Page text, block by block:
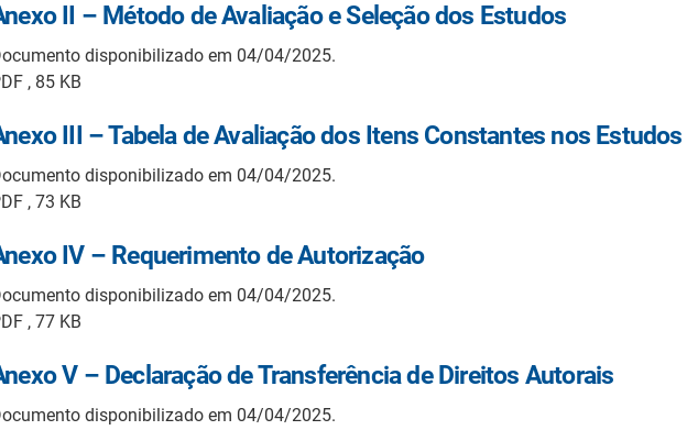
II – Método de Avaliação e Seleção dos Estudos
disponibilizado em 04/04/2025.
, 85 KB
III – Tabela de Avaliação dos Itens Constantes nos Estudos
disponibilizado em 04/04/2025.
, 73 KB
IV – Requerimento de Autorização
disponibilizado em 04/04/2025.
, 77 KB
V – Declaração de Transferência de Direitos Autorais
disponibilizado em 04/04/2025.